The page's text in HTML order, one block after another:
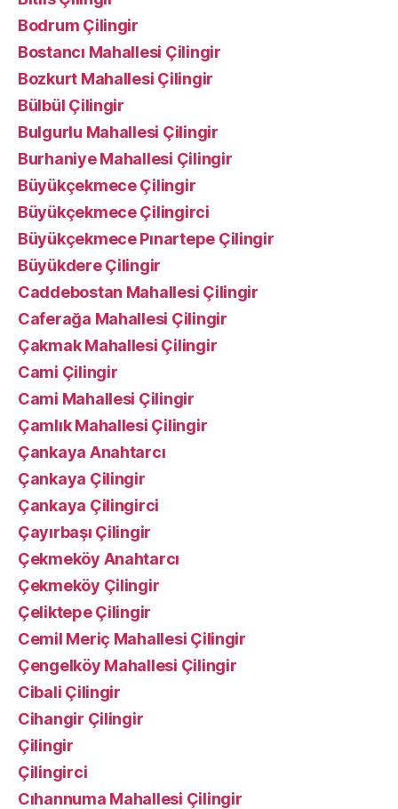
Bodrum Çilingir
Bostancı Mahallesi Çilingir
Bozkurt Mahallesi Çilingir
Bülbül Çilingir
Bulgurlu Mahallesi Çilingir
Burhaniye Mahallesi Çilingir
Büyükçekmece Çilingir
Büyükçekmece Çilingirci
Büyükçekmece Pınartepe Çilingir
Büyükdere Çilingir
Caddebostan Mahallesi Çilingir
Caferağa Mahallesi Çilingir
Çakmak Mahallesi Çilingir
Cami Çilingir
Cami Mahallesi Çilingir
Çamlık Mahallesi Çilingir
Çankaya Anahtarcı
Çankaya Çilingir
Çankaya Çilingirci
Çayırbaşı Çilingir
Çekmeköy Anahtarcı
Çekmeköy Çilingir
Çeliktepe Çilingir
Cemil Meriç Mahallesi Çilingir
Çengelköy Mahallesi Çilingir
Cibali Çilingir
Cihangir Çilingir
Çilingir
Çilingirci
Cıhannuma Mahallesi Çilingir